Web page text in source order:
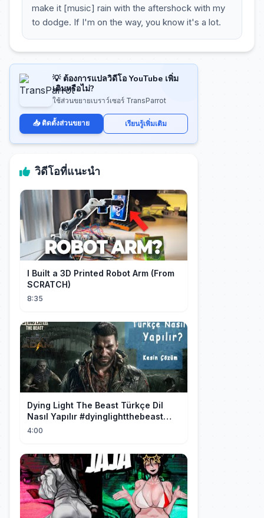
make it [music] rain with the aftershock with my
to dodge. If I'm on the way, you know it's a lot.
💡 ต้องการแปลวิดีโอ YouTube เพิ่ม
เติมหรือไม่?
ใช้ส่วนขยายเบราว์เซอร์ TransParrot
📥 ติดตั้งส่วนขยาย เรียนรู้เพิ่มเติม
วิดีโอที่แนะนำ
I Built a 3D Printed Robot Arm (From
SCRATCH)
8:35
Dying Light The Beast Türkçe Dil
Nasıl Yapılır #dyinglightthebeast
#gaming
4:00